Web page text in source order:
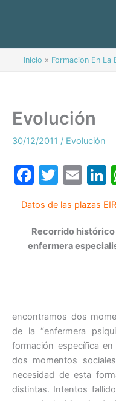
Inicio Formacion En La
Evolución
30/12/2011 / Evolución
F
c
e
b
k
T
itt
er
E
ai
l
k
Datos de las plazas
Recorrido
enfermera
encontramos dos
de la “enfermera
formación específica
dos momentos
necesidad de esta
distintas. Intentos